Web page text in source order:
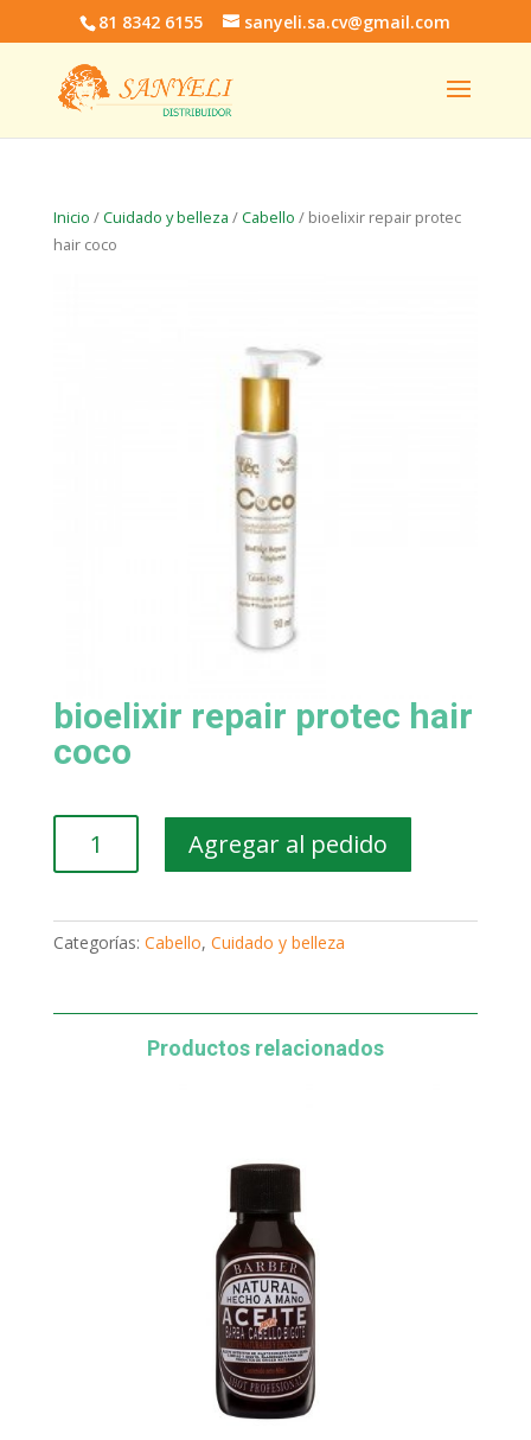
81 8342 6155 sanyeli.sa.cv@gmail.com
Inicio /Cuidado y belleza /Cabello / bioelixir repair protec
hair coco
bioelixir repair protec hair
coco
coco
Agregar al pedido
Categorías: Cabello, Cuidado y belleza
Productos relacionados